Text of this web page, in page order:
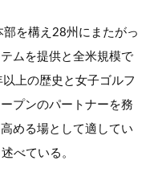
を構え28州にまたがっ
ムを提供と全米規模で
上の歴史と女子ゴルフ
プンのパートナーを務
める場として適してい
べている。